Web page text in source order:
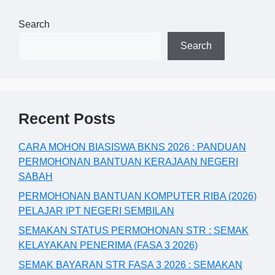
Search
Search
Recent Posts
CARA MOHON BIASISWA BKNS 2026 : PANDUAN
PERMOHONAN BANTUAN KERAJAAN NEGERI
SABAH
PERMOHONAN BANTUAN KOMPUTER RIBA (2026)
PELAJAR IPT NEGERI SEMBILAN
SEMAKAN STATUS PERMOHONAN STR : SEMAK
KELAYAKAN PENERIMA (FASA 3 2026)
SEMAK BAYARAN STR FASA 3 2026 : SEMAKAN